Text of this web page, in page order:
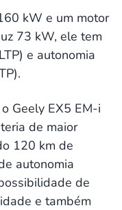
kW e um motor
73 kW, ele tem
e autonomia
Geely EX5 EM-i
de maior
120 km de
autonomia
de
e também